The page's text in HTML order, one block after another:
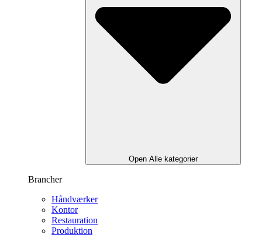
Open Alle kategorier
Brancher
Håndværker
Kontor
Restauration
Produktion